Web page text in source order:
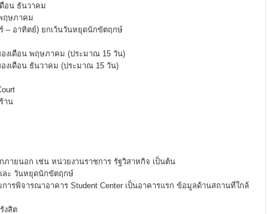
ดือน ธันวาคม
ฤษภาคม
– อาทิตย์) ยกเว้นวันหยุดนักขัตฤกษ์
งเดือน พฤษภาคม (ประมาณ 15 วัน)
งเดือน ธันวาคม (ประมาณ 15 วัน)
าน
ายนอก เช่น หน่วยงานราชการ รัฐวิสาหกิจ เป็นต้น
ละ วันหยุดนักขัตฤกษ์
ารพิจารณาอาคาร Student Center เป็นอาคารแรก ข้อมูลด้านสถานที่ใกล้
งสิต